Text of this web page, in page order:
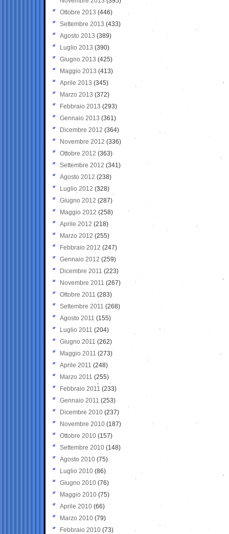
Ottobre 2013 (446)
Settembre 2013 (433)
Agosto 2013 (389)
Luglio 2013 (390)
Giugno 2013 (425)
Maggio 2013 (413)
Aprile 2013 (345)
Marzo 2013 (372)
Febbraio 2013 (293)
Gennaio 2013 (361)
Dicembre 2012 (364)
Novembre 2012 (336)
Ottobre 2012 (363)
Settembre 2012 (341)
Agosto 2012 (238)
Luglio 2012 (328)
Giugno 2012 (287)
Maggio 2012 (258)
Aprile 2012 (218)
Marzo 2012 (255)
Febbraio 2012 (247)
Gennaio 2012 (259)
Dicembre 2011 (223)
Novembre 2011 (267)
Ottobre 2011 (283)
Settembre 2011 (268)
Agosto 2011 (155)
Luglio 2011 (204)
Giugno 2011 (262)
Maggio 2011 (273)
Aprile 2011 (248)
Marzo 2011 (255)
Febbraio 2011 (233)
Gennaio 2011 (253)
Dicembre 2010 (237)
Novembre 2010 (187)
Ottobre 2010 (157)
Settembre 2010 (148)
Agosto 2010 (75)
Luglio 2010 (86)
Giugno 2010 (76)
Maggio 2010 (75)
Aprile 2010 (66)
Marzo 2010 (79)
Febbraio 2010 (73)